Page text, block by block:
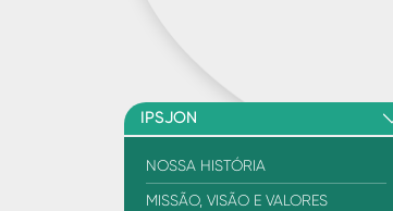
IPSJON
NOSSA HISTÓRIA
MISSÃO, VISÃO E VALORES